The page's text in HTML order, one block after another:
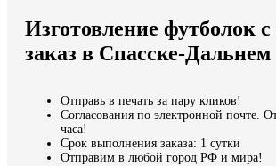
Мы доставляем по всему миру
Продолжить без города
Изготовление футболок
заказ в Спасске-Дальнем
Отправь в печать за пару кликов!
Согласования по электронной почте.
часа!
Срок выполнения заказа: 1 сутки
Отправим в любой город РФ и мира!